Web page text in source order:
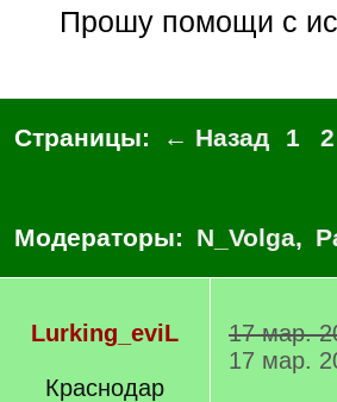
прошу помощи с
Страницы: ← Назад 1 2
Модераторы: N_Volga,
Lurking_eviL
Краснодар
17 мар.
17 мар.